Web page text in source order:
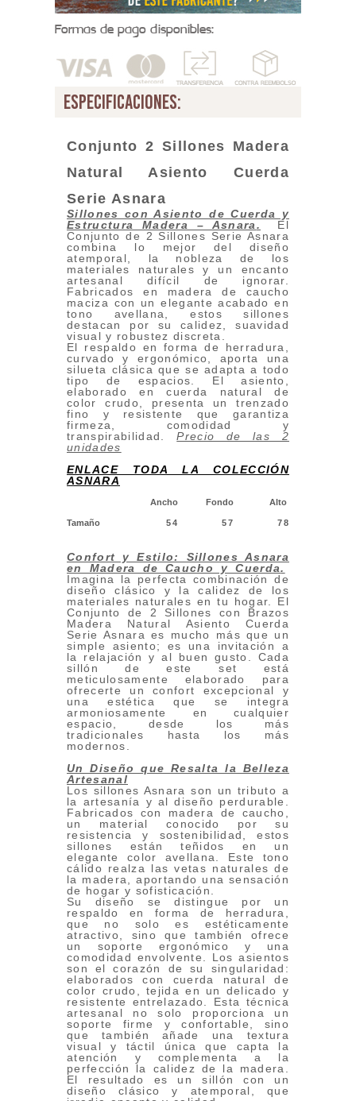
Formas de pago disponibles:
especificaciones:
Conjunto 2 Sillones Madera
Natural Asiento Cuerda
Serie Asnara
Sillones con Asiento de Cuerda y
Estructura Madera – Asnara.
El
Conjunto de 2 Sillones Serie Asnara
combina lo mejor del diseño
atemporal, la nobleza de los
materiales naturales y un encanto
artesanal difícil de ignorar.
Fabricados en madera de caucho
maciza con un elegante acabado en
tono avellana, estos sillones
destacan por su calidez, suavidad
visual y robustez discreta.
El respaldo en forma de herradura,
curvado y ergonómico, aporta una
silueta clásica que se adapta a todo
tipo de espacios. El asiento,
elaborado en cuerda natural de
color crudo, presenta un trenzado
fino y resistente que garantiza
firmeza, comodidad y
transpirabilidad.Precio de las 2
unidades
ENLACE TODA LA COLECCIÓN
ASNARA
Ancho Fondo Alto
Tamaño 54 57 78
Confort y Estilo: Sillones Asnara
en Madera de Caucho y Cuerda.
Imagina la perfecta combinación de
diseño clásico y la calidez de los
materiales naturales en tu hogar. El
Conjunto de 2 Sillones con Brazos
Madera Natural Asiento Cuerda
Serie Asnara es mucho más que un
simple asiento; es una invitación a
la relajación y al buen gusto. Cada
sillón de este set está
meticulosamente elaborado para
ofrecerte un confort excepcional y
una estética que se integra
armoniosamente en cualquier
espacio, desde los más
tradicionales hasta los más
modernos.
Un Diseño que Resalta la Belleza
Artesanal
Los sillones Asnara son un tributo a
la artesanía y al diseño perdurable.
Fabricados con madera de caucho,
un material conocido por su
resistencia y sostenibilidad, estos
sillones están teñidos en un
elegante color avellana. Este tono
cálido realza las vetas naturales de
la madera, aportando una sensación
de hogar y sofisticación.
Su diseño se distingue por un
respaldo en forma de herradura,
que no solo es estéticamente
atractivo, sino que también ofrece
un soporte ergonómico y una
comodidad envolvente. Los asientos
son el corazón de su singularidad:
elaborados con cuerda natural de
color crudo, tejida en un delicado y
resistente entrelazado. Esta técnica
artesanal no solo proporciona un
soporte firme y confortable, sino
que también añade una textura
visual y táctil única que capta la
atención y complementa a la
perfección la calidez de la madera.
El resultado es un sillón con un
diseño clásico y atemporal, que